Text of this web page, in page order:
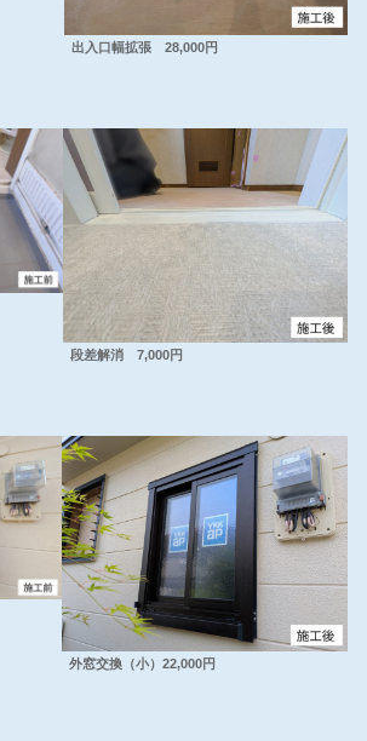
出入口幅拡張 28,000円
段差解消 7,000円
外窓交換（小）22,000円